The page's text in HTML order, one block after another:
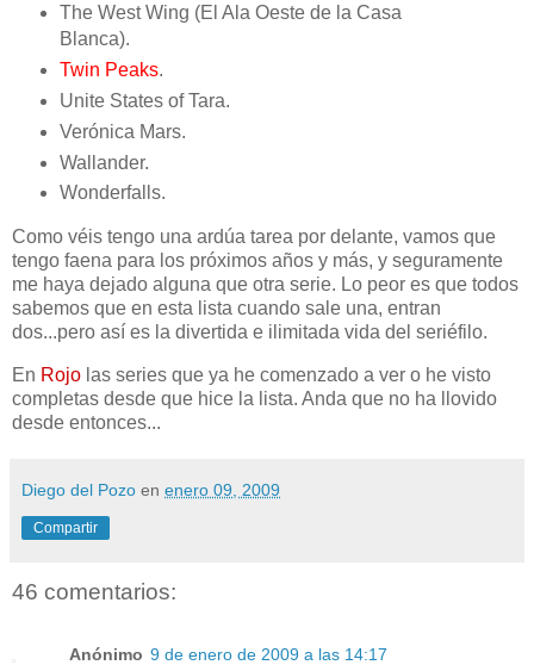
The West Wing (El Ala Oeste de la Casa
Blanca).
Twin Peaks.
Unite States of Tara.
Verónica Mars.
Wallander.
Wonderfalls.
Como véis tengo una ardúa tarea por delante, vamos que
tengo faena para los próximos años y más, y seguramente
me haya dejado alguna que otra serie. Lo peor es que todos
sabemos que en esta lista cuando sale una, entran
dos...pero así es la divertida e ilimitada vida del seriéfilo.
En Rojo las series que ya he comenzado a ver o he visto
completas desde que hice la lista. Anda que no ha llovido
desde entonces...
Diego del Pozo en enero 09, 2009
Compartir
46 comentarios:
Anónimo 9 de enero de 2009 a las 14:17